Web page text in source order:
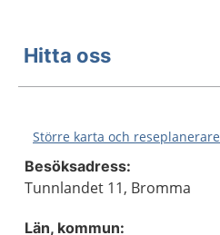
Hitta oss
Större karta och reseplanerare
Besöksadress:
Tunnlandet 11, Bromma
Län, kommun: